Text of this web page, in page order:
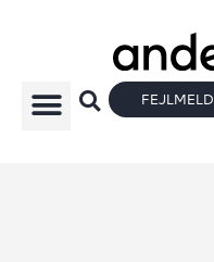
FEJLMELD